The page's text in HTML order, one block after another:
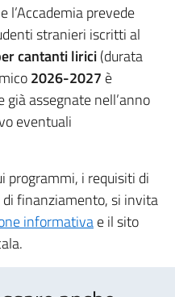
l’Accademia prevede
stranieri iscritti al
cantanti lirici(durata
2026-2027 è
assegnate nell’anno
eventuali
programmi, i requisiti di
finanziamento, si invita
informativae il sito